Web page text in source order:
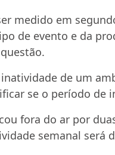
medido em
de evento e da
de um
se o período de
fora do ar por
semanal será